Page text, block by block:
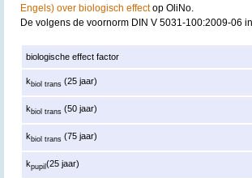
Engels) over biologisch effectop OliNo.
De volgens de voornorm DIN V 5031-100:2009-06
biologische effect factor
kbiol trans (25 jaar)
kbiol trans (50 jaar)
kbiol trans (75 jaar)
kpupil(25 jaar)